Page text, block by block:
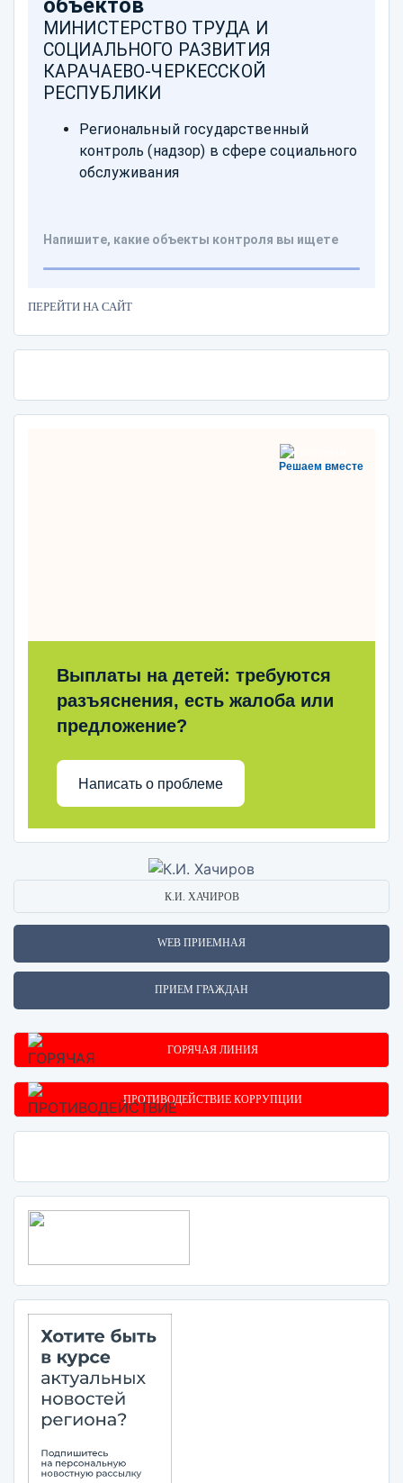
ПЕРЕЙТИ НА САЙТ
Решаем вместе
Выплаты на детей: требуются
разъяснения, есть жалоба или
предложение?
Написать о проблеме
К.И. ХАЧИРОВ
WEB ПРИЕМНАЯ
ПРИЕМ ГРАЖДАН
ГОРЯЧАЯ ЛИНИЯ
ПРОТИВОДЕЙСТВИЕ КОРРУПЦИИ